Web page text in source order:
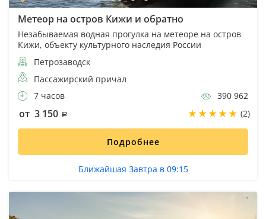
Метеор на остров Кижи и обратно
Незабываемая водная прогулка на метеоре на остров
Кижи, объекту культурного наследия России
Петрозаводск
Пассажирский причал
7 часов
390 962
от 3 150 (2)
Подробнее
Ближайшая Завтра в 09:15